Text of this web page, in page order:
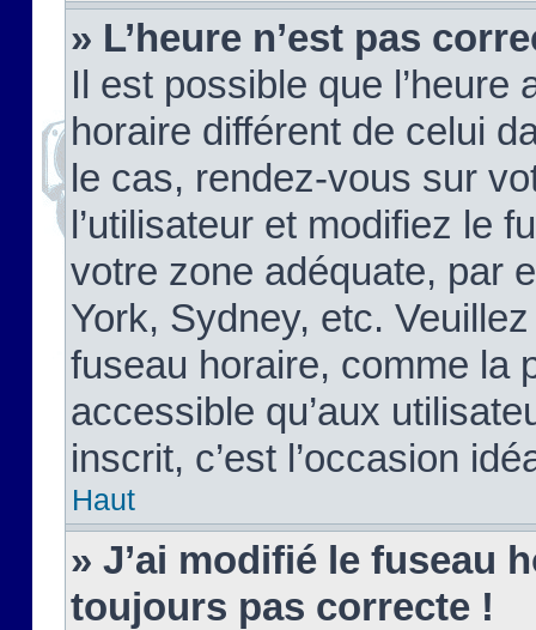
» L’heure n’est pas
Il est possible que
horaire différent de celui
le cas, rendez-vous sur
l’utilisateur et modifiez le
votre zone adéquate, par
York, Sydney, etc.
fuseau horaire, comme la
accessible qu’aux
inscrit, c’est l’occasion
Haut
» J’ai modifié le fuseau
toujours pas correcte !